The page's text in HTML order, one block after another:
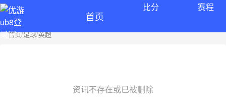
首页
比分 赛程
首页/足球/英超
资讯不存在或已被删除